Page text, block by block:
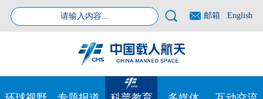
邮箱 English